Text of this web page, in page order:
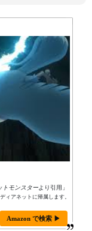
トモンスターより引用」
ィアネットに帰属します。
Amazon で検索 ▶